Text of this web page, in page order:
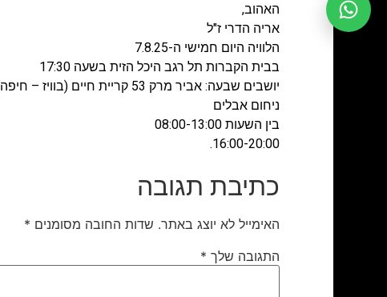
האהוב,
אריה הדרי ז"ל
הלוויה היום חמישי ה-7.8.25
בבית הקברות תל רגב היכל הזית בשעה 17:30
יושבים שבעה: אביר מרק 53 קריית חיים (בוויז – חיפה)
ניחום אבלים
בין השעות 08:00-13:00
16:00-20:00.
כתיבת תגובה
האימייל לא יוצג באתר. שדות החובה מסומנים *
התגובה שלך *